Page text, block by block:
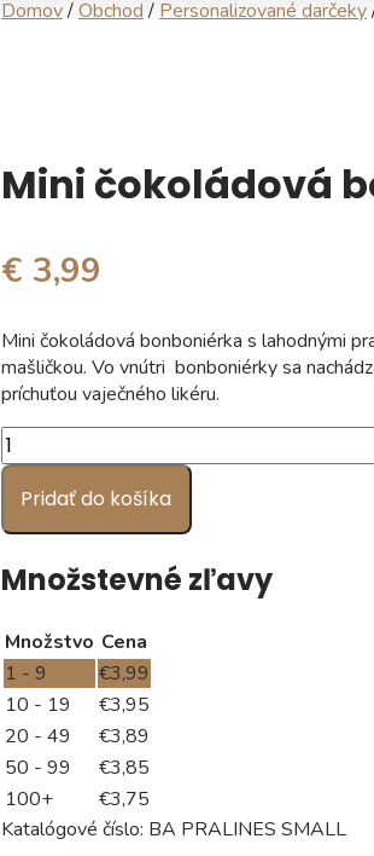
Domov/Obchod / Personalizované darčeky
Mini čokoládová
€ 3,99
Mini čokoládová bonboniérka s lahodnými
mašličkou. Vo vnútri bonboniérky sa
príchuťou vaječného likéru.
množstvo
Mini
čokoládová
zlatá
Pridať do košíka
Množstevné zľavy
Množstvo Cena
1 - 9
€3,99
10 - 19
€3,95
20 - 49
€3,89
50 - 99
€3,85
100+
€3,75
Katalógové číslo: BA PRALINES SMALL